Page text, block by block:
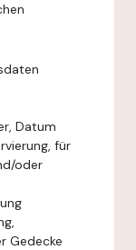
Datum
für
oder
Gedecke